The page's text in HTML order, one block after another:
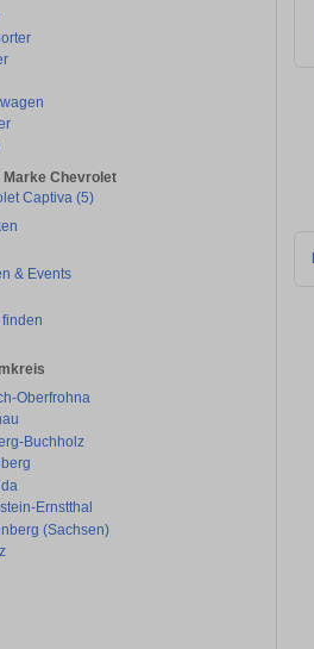
Chevrolet
Captiva (5)
& Events
finden
Oberfrohna
Buchholz
Ernstthal
(Sachsen)